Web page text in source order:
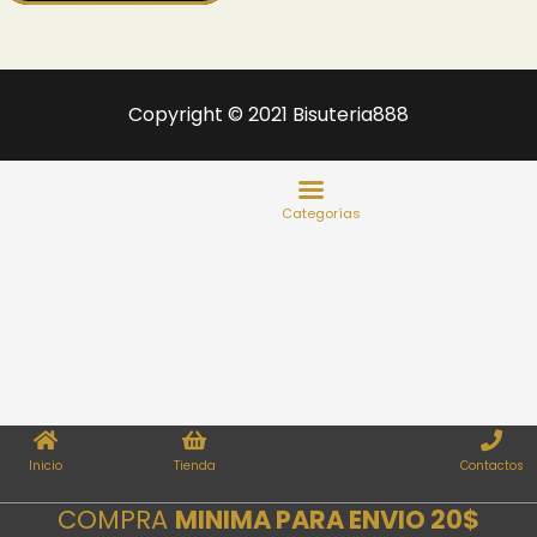
Copyright © 2021 Bisuteria888
Inicio Tienda Contactos
COMPRA MINIMA PARA ENVIO 20$